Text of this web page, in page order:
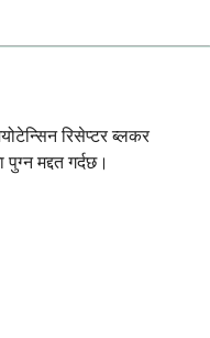
रिसेप्टर ब्लकर
मद्दत गर्दछ।